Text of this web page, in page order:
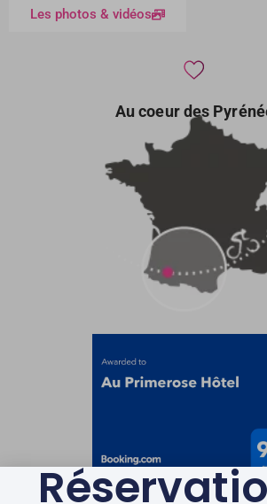
Les photos & vidéos
Au coeur des